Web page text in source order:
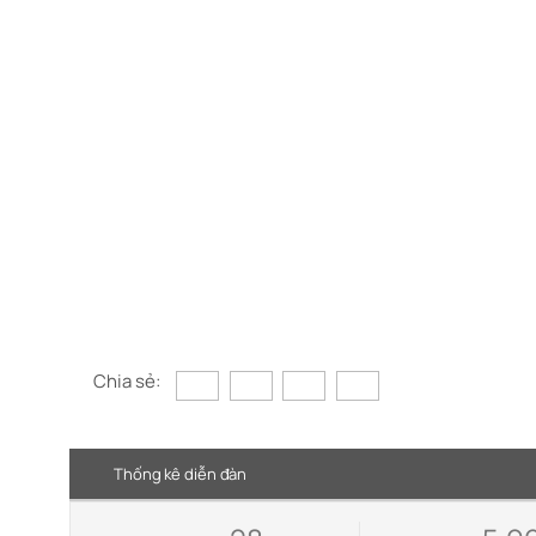
Chia sẻ:
Thống kê diễn đàn